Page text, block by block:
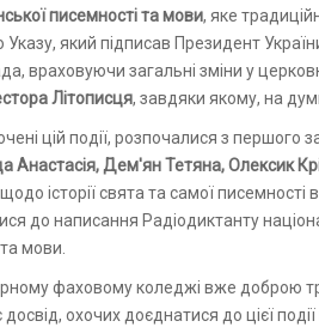
писемності та мови, яке
Указу, який підписав Президент
враховуючи загальні зміни у
Літописця, завдяки якому, на
цій події, розпочалися з першого
Анастасія, Дем'ян Тетяна, Олексик
історії свята та самої
до написання Радіодиктанту
мови.
фаховому коледжі вже доброю
охочих доєднатися до цієї